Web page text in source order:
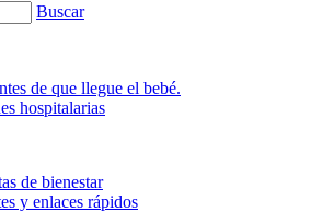
Buscar
de que llegue el bebé.
hospitalarias
de bienestar
y enlaces rápidos